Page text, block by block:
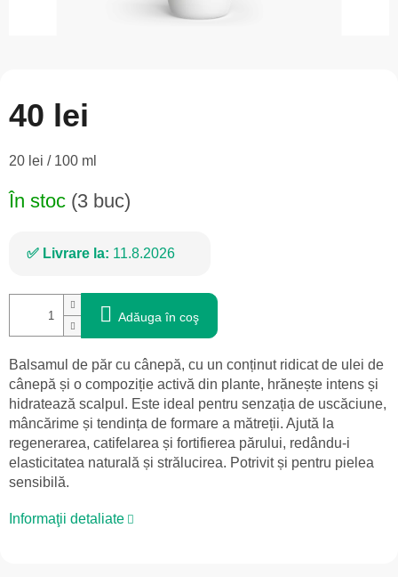
40 lei
Evaluare
20 lei / 100 ml
În stoc (3 buc)
Livrare la: 11.8.2026
Adăuga în coş
Balsamul de păr cu cânepă, cu un conținut ridicat de ulei de
cânepă și o compoziție activă din plante, hrănește intens și
hidratează scalpul. Este ideal pentru senzația de uscăciune,
mâncărime și tendința de formare a mătreții. Ajută la
regenerarea, catifelarea și fortifierea părului, redându-i
elasticitatea naturală și strălucirea. Potrivit și pentru pielea
sensibilă.
Informaţii detaliate